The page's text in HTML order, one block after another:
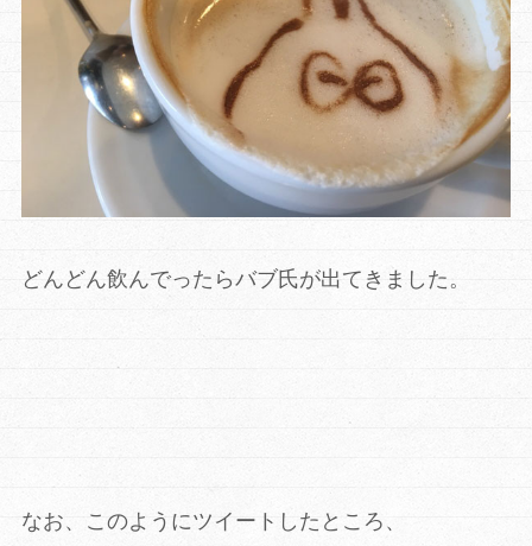
どんどん飲んでったらバブ氏が出てきました。
なお、このようにツイートしたところ、